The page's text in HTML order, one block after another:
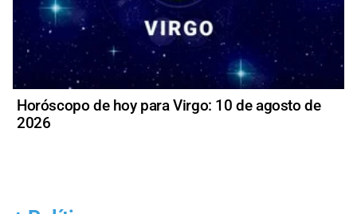
Horóscopo de hoy para Virgo: 10 de agosto de
2026